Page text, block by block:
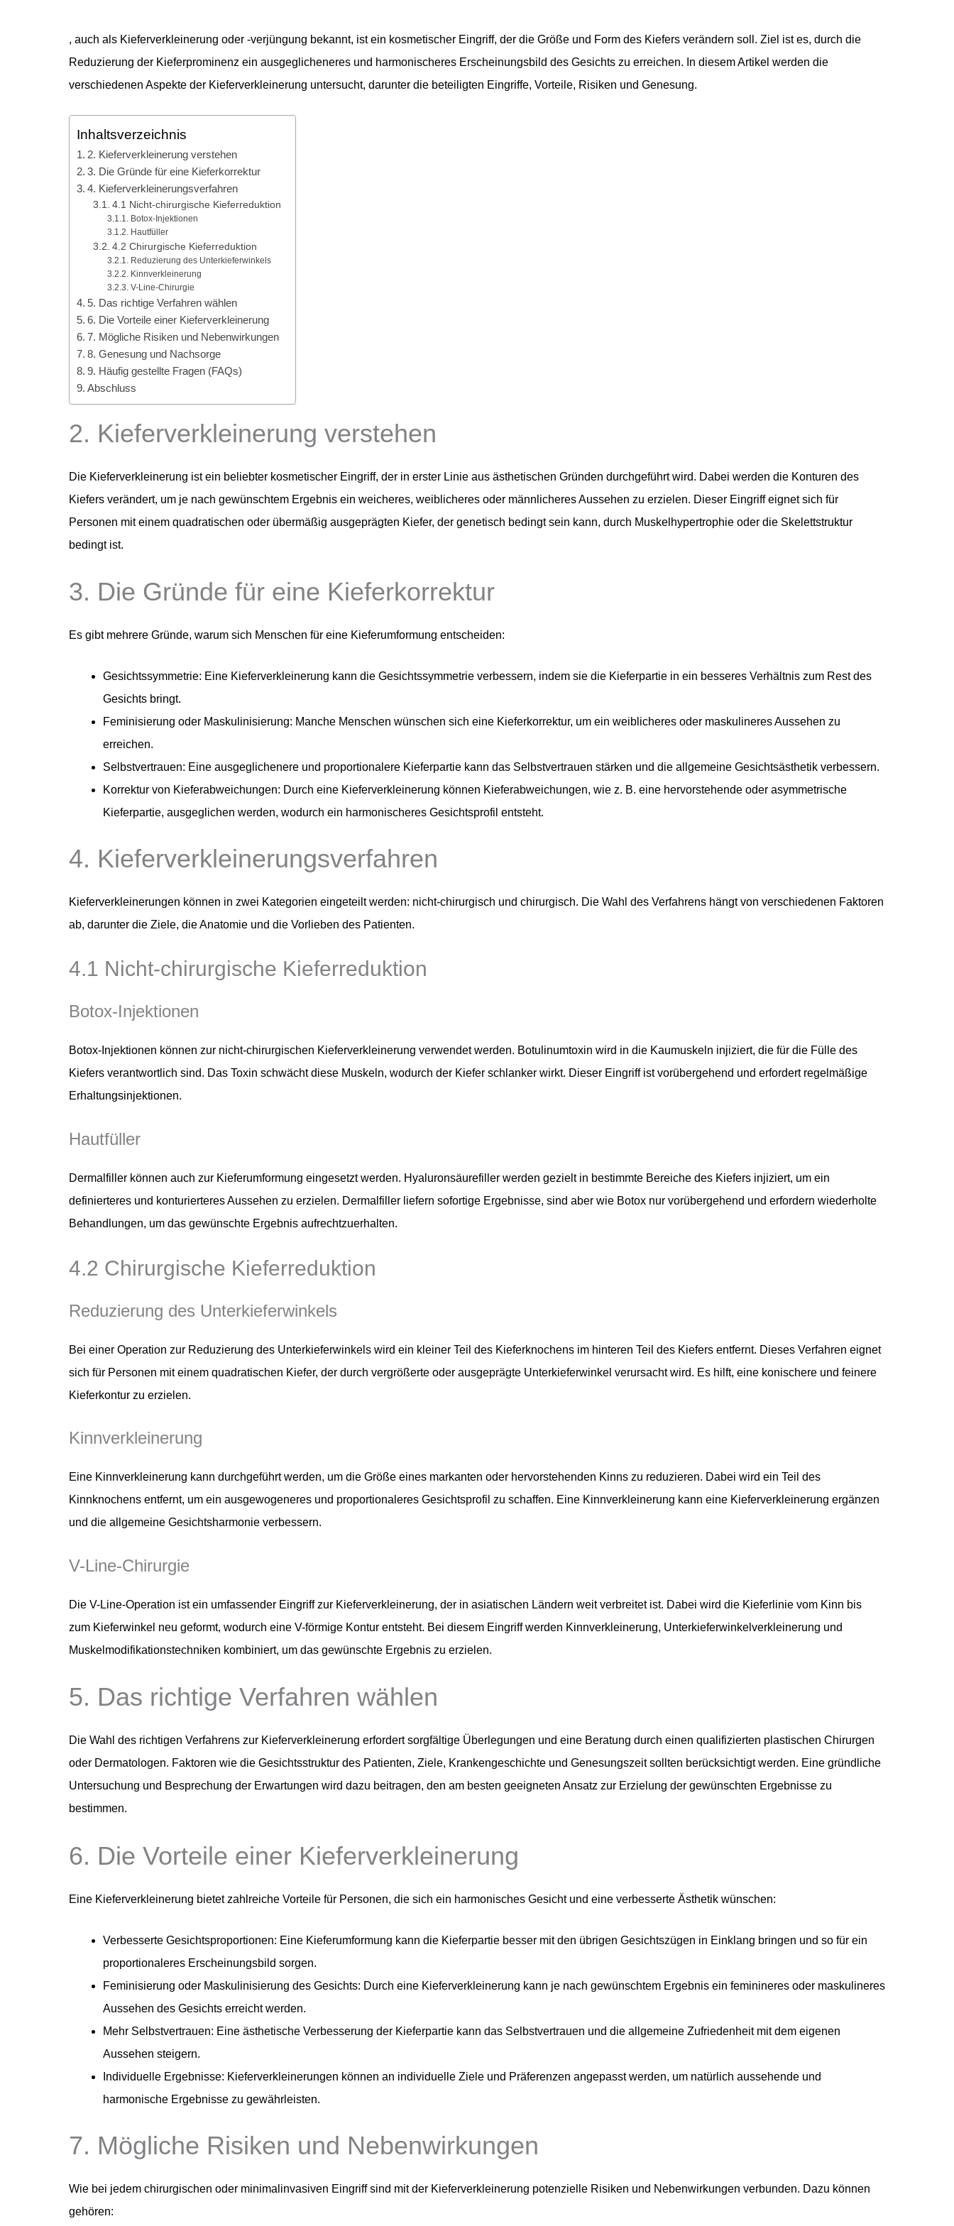
, auch als Kieferverkleinerung oder -verjüngung bekannt, ist ein kosmetischer Eingriff, der die Größe und Form des Kiefers verändern soll. Ziel ist es, durch die
Reduzierung der Kieferprominenz ein ausgeglicheneres und harmonischeres Erscheinungsbild des Gesichts zu erreichen. In diesem Artikel werden die
verschiedenen Aspekte der Kieferverkleinerung untersucht, darunter die beteiligten Eingriffe, Vorteile, Risiken und Genesung.
Inhaltsverzeichnis
2. Kieferverkleinerung verstehen
3. Die Gründe für eine Kieferkorrektur
4. Kieferverkleinerungsverfahren
4.1 Nicht-chirurgische Kieferreduktion
Botox-Injektionen
Hautfüller
4.2 Chirurgische Kieferreduktion
Reduzierung des Unterkieferwinkels
Kinnverkleinerung
V-Line-Chirurgie
5. Das richtige Verfahren wählen
6. Die Vorteile einer Kieferverkleinerung
7. Mögliche Risiken und Nebenwirkungen
8. Genesung und Nachsorge
9. Häufig gestellte Fragen (FAQs)
Abschluss
2. Kieferverkleinerung verstehen
Die Kieferverkleinerung ist ein beliebter kosmetischer Eingriff, der in erster Linie aus ästhetischen Gründen durchgeführt wird. Dabei werden die Konturen des
Kiefers verändert, um je nach gewünschtem Ergebnis ein weicheres, weiblicheres oder männlicheres Aussehen zu erzielen. Dieser Eingriff eignet sich für
Personen mit einem quadratischen oder übermäßig ausgeprägten Kiefer, der genetisch bedingt sein kann, durch Muskelhypertrophie oder die Skelettstruktur
bedingt ist.
3. Die Gründe für eine Kieferkorrektur
Es gibt mehrere Gründe, warum sich Menschen für eine Kieferumformung entscheiden:
Gesichtssymmetrie: Eine Kieferverkleinerung kann die Gesichtssymmetrie verbessern, indem sie die Kieferpartie in ein besseres Verhältnis zum Rest des
Gesichts bringt.
Feminisierung oder Maskulinisierung: Manche Menschen wünschen sich eine Kieferkorrektur, um ein weiblicheres oder maskulineres Aussehen zu
erreichen.
Selbstvertrauen: Eine ausgeglichenere und proportionalere Kieferpartie kann das Selbstvertrauen stärken und die allgemeine Gesichtsästhetik verbessern.
Korrektur von Kieferabweichungen: Durch eine Kieferverkleinerung können Kieferabweichungen, wie z. B. eine hervorstehende oder asymmetrische
Kieferpartie, ausgeglichen werden, wodurch ein harmonischeres Gesichtsprofil entsteht.
4. Kieferverkleinerungsverfahren
Kieferverkleinerungen können in zwei Kategorien eingeteilt werden: nicht-chirurgisch und chirurgisch. Die Wahl des Verfahrens hängt von verschiedenen Faktoren
ab, darunter die Ziele, die Anatomie und die Vorlieben des Patienten.
4.1 Nicht-chirurgische Kieferreduktion
Botox-Injektionen
Botox-Injektionen können zur nicht-chirurgischen Kieferverkleinerung verwendet werden. Botulinumtoxin wird in die Kaumuskeln injiziert, die für die Fülle des
Kiefers verantwortlich sind. Das Toxin schwächt diese Muskeln, wodurch der Kiefer schlanker wirkt. Dieser Eingriff ist vorübergehend und erfordert regelmäßige
Erhaltungsinjektionen.
Hautfüller
Dermalfiller können auch zur Kieferumformung eingesetzt werden. Hyaluronsäurefiller werden gezielt in bestimmte Bereiche des Kiefers injiziert, um ein
definierteres und konturierteres Aussehen zu erzielen. Dermalfiller liefern sofortige Ergebnisse, sind aber wie Botox nur vorübergehend und erfordern wiederholte
Behandlungen, um das gewünschte Ergebnis aufrechtzuerhalten.
4.2 Chirurgische Kieferreduktion
Reduzierung des Unterkieferwinkels
Bei einer Operation zur Reduzierung des Unterkieferwinkels wird ein kleiner Teil des Kieferknochens im hinteren Teil des Kiefers entfernt. Dieses Verfahren eignet
sich für Personen mit einem quadratischen Kiefer, der durch vergrößerte oder ausgeprägte Unterkieferwinkel verursacht wird. Es hilft, eine konischere und feinere
Kieferkontur zu erzielen.
Kinnverkleinerung
Eine Kinnverkleinerung kann durchgeführt werden, um die Größe eines markanten oder hervorstehenden Kinns zu reduzieren. Dabei wird ein Teil des
Kinnknochens entfernt, um ein ausgewogeneres und proportionaleres Gesichtsprofil zu schaffen. Eine Kinnverkleinerung kann eine Kieferverkleinerung ergänzen
und die allgemeine Gesichtsharmonie verbessern.
V-Line-Chirurgie
Die V-Line-Operation ist ein umfassender Eingriff zur Kieferverkleinerung, der in asiatischen Ländern weit verbreitet ist. Dabei wird die Kieferlinie vom Kinn bis
zum Kieferwinkel neu geformt, wodurch eine V-förmige Kontur entsteht. Bei diesem Eingriff werden Kinnverkleinerung, Unterkieferwinkelverkleinerung und
Muskelmodifikationstechniken kombiniert, um das gewünschte Ergebnis zu erzielen.
5. Das richtige Verfahren wählen
Die Wahl des richtigen Verfahrens zur Kieferverkleinerung erfordert sorgfältige Überlegungen und eine Beratung durch einen qualifizierten plastischen Chirurgen
oder Dermatologen. Faktoren wie die Gesichtsstruktur des Patienten, Ziele, Krankengeschichte und Genesungszeit sollten berücksichtigt werden. Eine gründliche
Untersuchung und Besprechung der Erwartungen wird dazu beitragen, den am besten geeigneten Ansatz zur Erzielung der gewünschten Ergebnisse zu
bestimmen.
6. Die Vorteile einer Kieferverkleinerung
Eine Kieferverkleinerung bietet zahlreiche Vorteile für Personen, die sich ein harmonisches Gesicht und eine verbesserte Ästhetik wünschen:
Verbesserte Gesichtsproportionen: Eine Kieferumformung kann die Kieferpartie besser mit den übrigen Gesichtszügen in Einklang bringen und so für ein
proportionaleres Erscheinungsbild sorgen.
Feminisierung oder Maskulinisierung des Gesichts: Durch eine Kieferverkleinerung kann je nach gewünschtem Ergebnis ein feminineres oder maskulineres
Aussehen des Gesichts erreicht werden.
Mehr Selbstvertrauen: Eine ästhetische Verbesserung der Kieferpartie kann das Selbstvertrauen und die allgemeine Zufriedenheit mit dem eigenen
Aussehen steigern.
Individuelle Ergebnisse: Kieferverkleinerungen können an individuelle Ziele und Präferenzen angepasst werden, um natürlich aussehende und
harmonische Ergebnisse zu gewährleisten.
7. Mögliche Risiken und Nebenwirkungen
Wie bei jedem chirurgischen oder minimalinvasiven Eingriff sind mit der Kieferverkleinerung potenzielle Risiken und Nebenwirkungen verbunden. Dazu können
gehören: